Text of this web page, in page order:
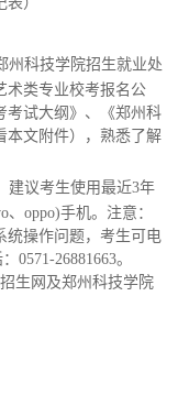
州科技学院招生就业处
术类专业校考报名公
考试大纲》、《郑州科
本文附件），熟悉了解
建议考生使用最近3年
oppo)手机。注意：
统操作问题，考生可电
0571-26881663。
生网及郑州科技学院